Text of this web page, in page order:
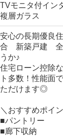
TVモニタ付イン
複層ガラス
安心の長期優良
合 新築戸建 全
うか♪
住宅ローン控除
ト多数！性能面
ただけます◎
＼おすすめポイ
■パントリー
■廊下収納